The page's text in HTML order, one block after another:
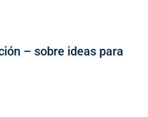
– sobre ideas para